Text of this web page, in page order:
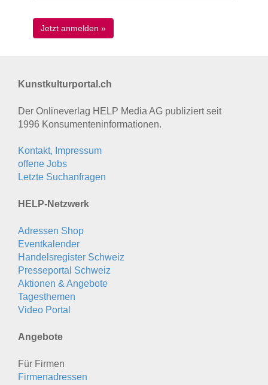
Kunstkulturportal.ch
Der Onlineverlag HELP Media AG publiziert seit
1996 Konsumenten­informationen.
Kontakt, Impressum
offene Jobs
Letzte Suchanfragen
HELP-Netzwerk
Adressen Shop
Eventkalender
Handelsregister Schweiz
Presseportal Schweiz
Aktionen & Angebote
Tagesthemen
Video Portal
Angebote
Für Firmen
Firmenadressen